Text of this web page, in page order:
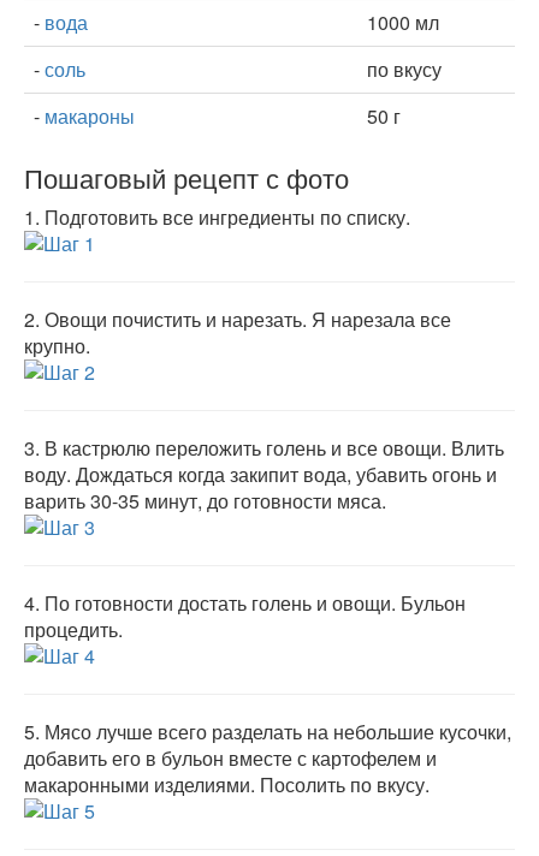
- вода
1000 мл
-соль
по вкусу
- макароны 50 г
Пошаговый рецепт с фото
1. Подготовить все ингредиенты по списку.
2. Овощи почистить и нарезать. Я нарезала все
крупно.
3. В кастрюлю переложить голень и все овощи. Влить
воду. Дождаться когда закипит вода, убавить огонь и
варить 30-35 минут, до готовности мяса.
4. По готовности достать голень и овощи. Бульон
процедить.
5. Мясо лучше всего разделать на небольшие кусочки,
добавить его в бульон вместе с картофелем и
макаронными изделиями. Посолить по вкусу.